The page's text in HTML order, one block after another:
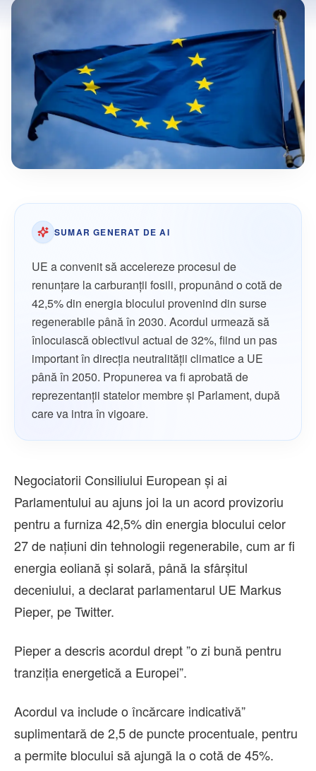
SUMAR GENERAT DE AI
UE a convenit să accelereze procesul de
renunțare la carburanții fosili, propunând o cotă de
42,5% din energia blocului provenind din surse
regenerabile până în 2030. Acordul urmează să
înlocuiască obiectivul actual de 32%, fiind un pas
important în direcția neutralității climatice a UE
până în 2050. Propunerea va fi aprobată de
reprezentanții statelor membre și Parlament, după
care va intra în vigoare.
Negociatorii Consiliului European şi ai
Parlamentului au ajuns joi la un acord provizoriu
pentru a furniza 42,5% din energia blocului celor
27 de naţiuni din tehnologii regenerabile, cum ar fi
energia eoliană şi solară, până la sfârşitul
deceniului, a declarat parlamentarul UE Markus
Pieper, pe Twitter.
Pieper a descris acordul drept ”o zi bună pentru
tranziţia energetică a Europei”.
Acordul va include o încărcare indicativă”
suplimentară de 2,5 de puncte procentuale, pentru
a permite blocului să ajungă la o cotă de 45%.